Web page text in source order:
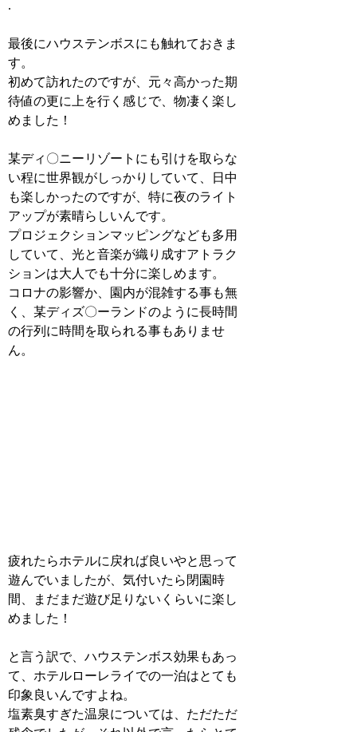
.
最後にハウステンボスにも触れておきま
す。
初めて訪れたのですが、元々高かった期
待値の更に上を行く感じで、物凄く楽し
めました！
某ディ〇ニーリゾートにも引けを取らな
い程に世界観がしっかりしていて、日中
も楽しかったのですが、特に夜のライト
アップが素晴らしいんです。
プロジェクションマッピングなども多用
していて、光と音楽が織り成すアトラク
ションは大人でも十分に楽しめます。
コロナの影響か、園内が混雑する事も無
く、某ディズ〇ーランドのように長時間
の行列に時間を取られる事もありませ
ん。
疲れたらホテルに戻れば良いやと思って
遊んでいましたが、気付いたら閉園時
間、まだまだ遊び足りないくらいに楽し
めました！
と言う訳で、ハウステンボス効果もあっ
て、ホテルローレライでの一泊はとても
印象良いんですよね。
塩素臭すぎた温泉については、ただただ